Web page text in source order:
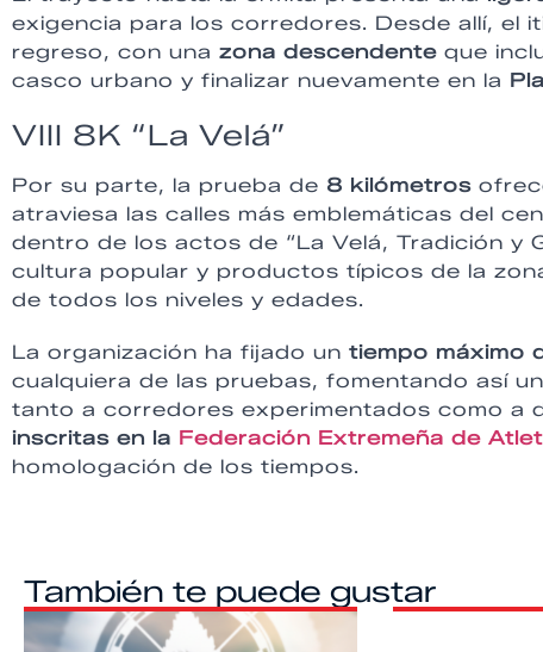
exigencia para los corredores. Desde allí, el
regreso, con una zona descendente que
casco urbano y finalizar nuevamente en la
VIII 8K “La Velá”
Por su parte, la prueba de 8 kilómetros
atraviesa las calles más emblemáticas del
dentro de los actos de “La Velá, Tradición y
cultura popular y productos típicos de la
de todos los niveles y edades.
La organización ha fijado un tiempo máximo
cualquiera de las pruebas, fomentando así
tanto a corredores experimentados como a
inscritas en la Federación Extremeña de
homologación de los tiempos.
También te puede gustar